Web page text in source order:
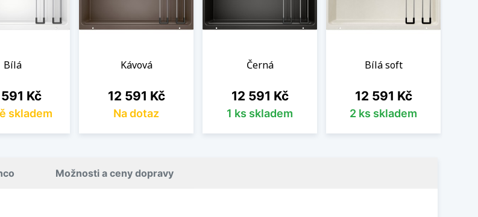
Bílá
Kč
skladem
Kávová
Cena
12 591 Kč
Na dotaz
Černá
Cena
12 591 Kč
1 ks skladem
Bílá soft
Cena
12 591 Kč
2 ks skladem
Možnosti a ceny dopravy